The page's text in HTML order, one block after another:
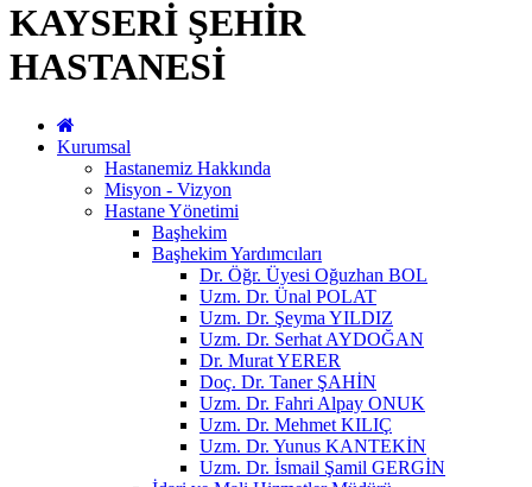
KAYSERİ ŞEHİR
HASTANESİ
Kurumsal
Hastanemiz Hakkında
Misyon - Vizyon
Hastane Yönetimi
Başhekim
Başhekim Yardımcıları
Dr. Öğr. Üyesi Oğuzhan BOL
Uzm. Dr. Ünal POLAT
Uzm. Dr. Şeyma YILDIZ
Uzm. Dr. Serhat AYDOĞAN
Dr. Murat YERER
Doç. Dr. Taner ŞAHİN
Uzm. Dr. Fahri Alpay ONUK
Uzm. Dr. Mehmet KILIÇ
Uzm. Dr. Yunus KANTEKİN
Uzm. Dr. İsmail Şamil GERGİN